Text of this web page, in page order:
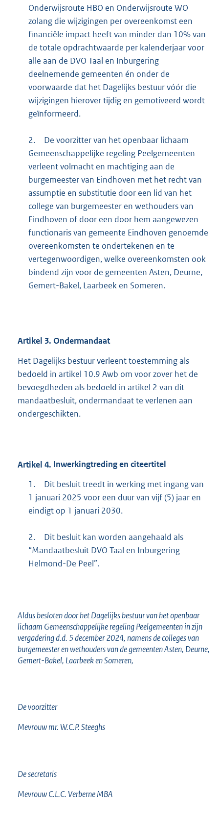
Onderwijsroute HBO en Onderwijsroute WO
zolang die wijzigingen per overeenkomst een
financiële impact heeft van minder dan 10% van
de totale opdrachtwaarde per kalenderjaar voor
alle aan de DVO Taal en Inburgering
deelnemende gemeenten én onder de
voorwaarde dat het Dagelijks bestuur vóór die
wijzigingen hierover tijdig en gemotiveerd wordt
geïnformeerd.
2.
De voorzitter van het openbaar lichaam
Gemeenschappelijke regeling Peelgemeenten
verleent volmacht en machtiging aan de
burgemeester van Eindhoven met het recht van
assumptie en substitutie door een lid van het
college van burgemeester en wethouders van
Eindhoven of door een door hem aangewezen
functionaris van gemeente Eindhoven genoemde
overeenkomsten te ondertekenen en te
vertegenwoordigen, welke overeenkomsten ook
bindend zijn voor de gemeenten Asten, Deurne,
Gemert-Bakel, Laarbeek en Someren.
Artikel 3. Ondermandaat
Het Dagelijks bestuur verleent toestemming als
bedoeld in artikel 10.9 Awb om voor zover het de
bevoegdheden als bedoeld in artikel 2 van dit
mandaatbesluit, ondermandaat te verlenen aan
ondergeschikten.
Artikel 4. Inwerkingtreding en citeertitel
1.
Dit besluit treedt in werking met ingang van
1 januari 2025 voor een duur van vijf (5) jaar en
eindigt op 1 januari 2030.
2.
Dit besluit kan worden aangehaald als
“Mandaatbesluit DVO Taal en Inburgering
Helmond-De Peel”.
Aldus besloten door het Dagelijks bestuur van het openbaar
lichaam Gemeenschappelijke regeling Peelgemeenten in zijn
vergadering d.d. 5 december 2024, namens de colleges van
burgemeester en wethouders van de gemeenten Asten, Deurne,
Gemert-Bakel, Laarbeek en Someren,
De voorzitter
Mevrouw mr. W.C.P. Steeghs
De secretaris
Mevrouw C.L.C. Verberne MBA